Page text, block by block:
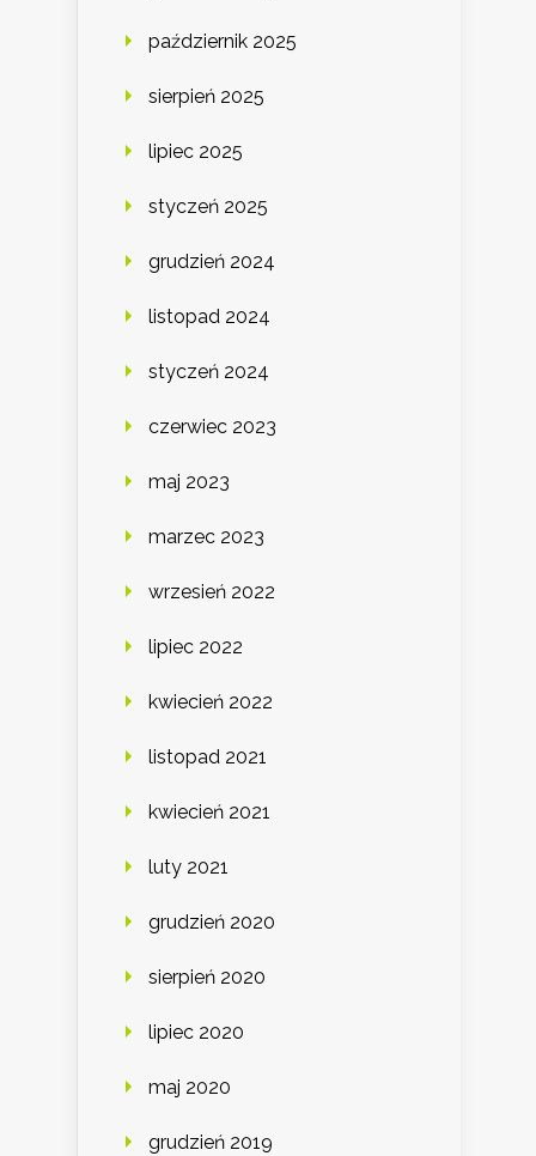
październik 2025
sierpień 2025
lipiec 2025
styczeń 2025
grudzień 2024
listopad 2024
styczeń 2024
czerwiec 2023
maj 2023
marzec 2023
wrzesień 2022
lipiec 2022
kwiecień 2022
listopad 2021
kwiecień 2021
luty 2021
grudzień 2020
sierpień 2020
lipiec 2020
maj 2020
grudzień 2019